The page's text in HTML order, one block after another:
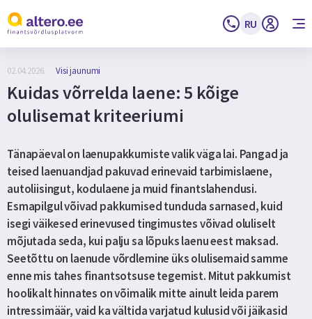
RU
02.04.2026. Visi jaunumi
Kuidas võrrelda laene: 5 kõige
olulisemat kriteeriumi
Tänapäeval on laenupakkumiste valik väga lai. Pangad ja
teised laenuandjad pakuvad erinevaid tarbimislaene,
autoliisingut, kodulaene ja muid finantslahendusi.
Esmapilgul võivad pakkumised tunduda sarnased, kuid
isegi väikesed erinevused tingimustes võivad oluliselt
mõjutada seda, kui palju sa lõpuks laenu eest maksad.
Seetõttu on laenude võrdlemine üks olulisemaid samme
enne mis tahes finantsotsuse tegemist. Mitut pakkumist
hoolikalt hinnates on võimalik mitte ainult leida parem
intressimäär, vaid ka vältida varjatud kulusid või jäikasid